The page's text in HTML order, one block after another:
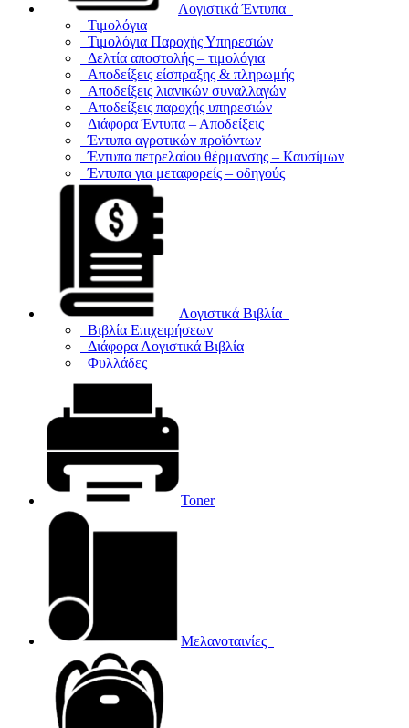
Λογιστικά Έντυπα
Τιμολόγια
Τιμολόγια Παροχής Υπηρεσιών
Δελτία αποστολής – τιμολόγια
Αποδείξεις είσπραξης & πληρωμής
Αποδείξεις λιανικών συναλλαγών
Αποδείξεις παροχής υπηρεσιών
Διάφορα Έντυπα – Αποδείξεις
Έντυπα αγροτικών προϊόντων
Έντυπα πετρελαίου θέρμανσης – Καυσίμων
Έντυπα για μεταφορείς – οδηγούς
Λογιστικά Βιβλία
Βιβλία Επιχειρήσεων
Διάφορα Λογιστικά Βιβλία
Φυλλάδες
Toner
Μελανοταινίες